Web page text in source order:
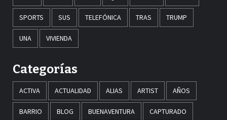
SPORTS SUS TELEFÓNICA TRAS TRUMP
UNA VIVIENDA
Categorías
ACTIVA ACTUALIDAD ALIAS ARTIST AÑOS
BARRIO BLOG BUENAVENTURA CAPTURADO